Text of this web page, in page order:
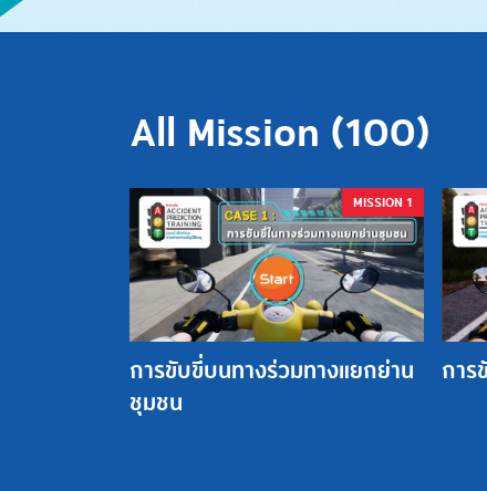
All Mission (100)
MISSION 1
การขับขี่บนทางร่วมทางแยกย่าน
ชุมชน
การ